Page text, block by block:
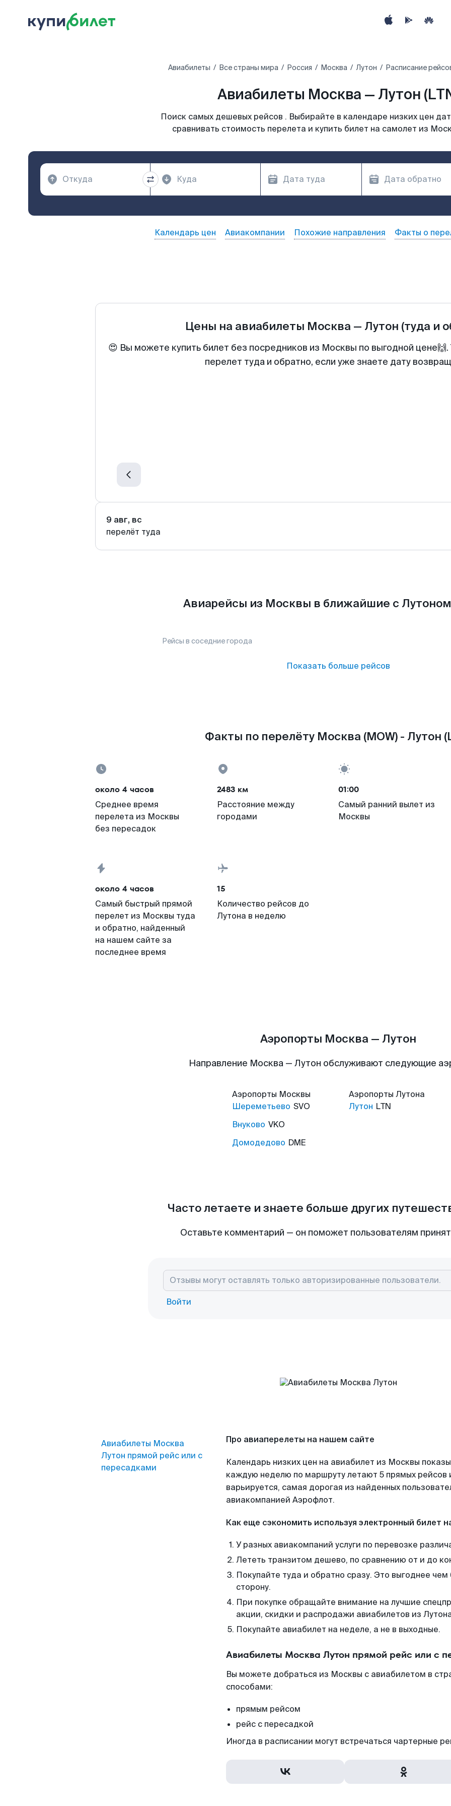
Авиабилеты Все страны мира Россия Москва Лутон Расписание
Авиабилеты Москва — Лутон
Поиск самых дешевых рейсов . Выбирайте в календаре низких цен
сравнивать стоимость перелета и купить билет на самолет из
Календарь цен Авиакомпании Похожие направления Факты о
Цены на авиабилеты Москва — Лутон (туда и
😍 Вы можете купить билет без посредников из Москвы по выгодной
перелет туда и обратно, если уже знаете дату
9 авг, вс
перелёт туда
Авиарейсы из Москвы в ближайшие с
Рейсы в соседние города
Показать больше рейсов
Факты по перелёту Москва (MOW) - Лутон
около 4 часов
Среднее время
перелета из Москвы
без пересадок
2483 км
Расстояние между
городами
01:00
Самый ранний вылет из
Москвы
около 4 часов
Самый быстрый прямой
перелет из Москвы туда
и обратно, найденный
на нашем сайте за
последнее время
15
Количество рейсов до
Лутона в неделю
Аэропорты Москва — Лутон
Направление Москва — Лутон обслуживают следующие
Аэропорты Москвы
Шереметьево SVO
Внуково VKO
Домодедово DME
Аэропорты Лутона
Лутон LTN
Часто летаете и знаете больше других
Оставьте комментарий — он поможет пользователям
Войти
Авиабилеты Москва
Лутон прямой рейс или с
пересадками
Про авиаперелеты на нашем сайте
Календарь низких цен на авиабилет из Москвы
каждую неделю по маршруту летают 5 прямых рейсов
варьируется, самая дорогая из найденных
авиакомпанией Аэрофлот.
Как еще сэкономить используя электронный билет
У разных авиакомпаний услуги по перевозке
Лететь транзитом дешево, по сравнению от и до
Покупайте туда и обратно сразу. Это выгоднее
сторону.
При покупке обращайте внимание на лучшие
акции, скидки и распродажи авиабилетов из
Покупайте авиабилет на неделе, а не в выходные.
Авиабилеты Москва Лутон прямой рейс или с
Вы можете добраться из Москвы с авиабилетом в
способами:
прямым рейсом
рейс с пересадкой
Иногда в расписании могут встречаться чартерные